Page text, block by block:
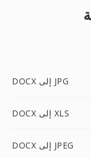
DOCX إلى JPG
DOCX إلى XLS
DOCX إلى JPEG